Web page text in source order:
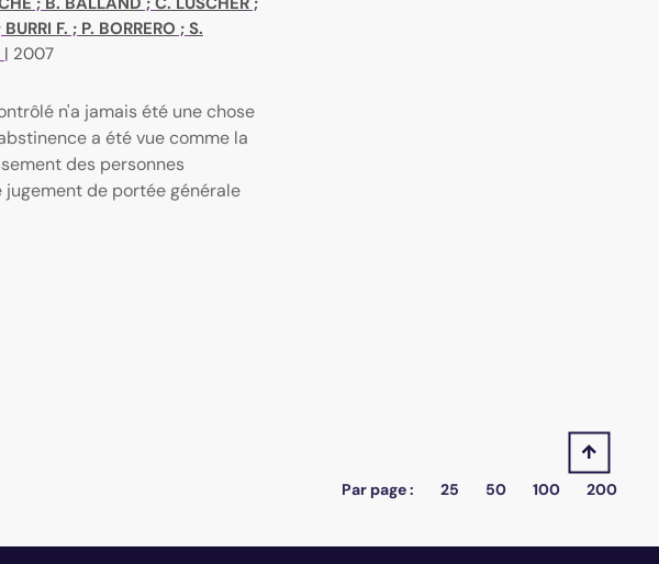
BURRI F. ; P. BORRERO ; S.
| 2007
n'a jamais été une chose
a été vue comme la
des personnes
de portée générale
Par page : 25 50 100 200